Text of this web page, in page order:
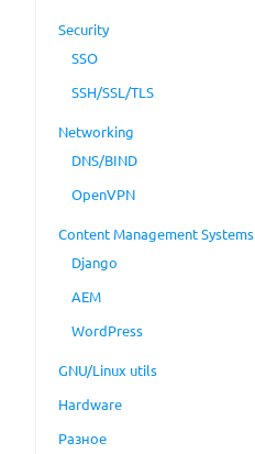
Security
SSO
SSH/SSL/TLS
Networking
DNS/BIND
OpenVPN
Content Management Systems
Django
AEM
WordPress
GNU/Linux utils
Hardware
Разное